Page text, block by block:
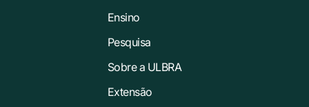
Ensino
Pesquisa
Sobre a ULBRA
Extensão